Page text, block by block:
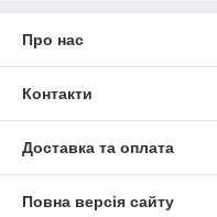
Про нас
Контакти
Доставка та оплата
Повна версія сайту